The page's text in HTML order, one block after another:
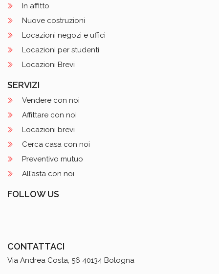
In affitto
Nuove costruzioni
Locazioni negozi e uffici
Locazioni per studenti
Locazioni Brevi
SERVIZI
Vendere con noi
Affittare con noi
Locazioni brevi
Cerca casa con noi
Preventivo mutuo
All’asta con noi
FOLLOW US
CONTATTACI
Via Andrea Costa, 56 40134 Bologna